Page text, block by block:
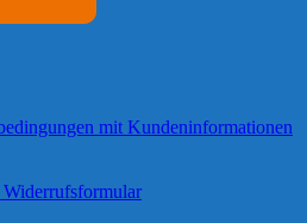
mit Kundeninformationen